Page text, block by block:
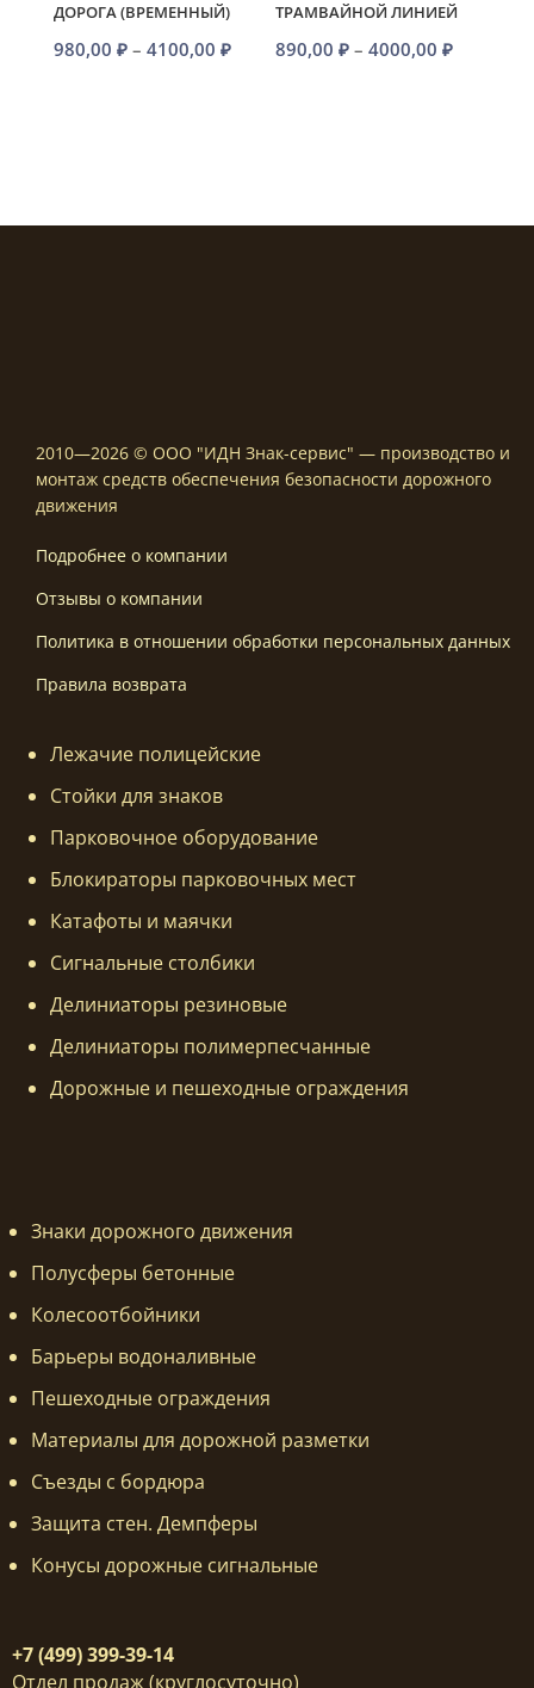
ДОРОГА (ВРЕМЕННЫЙ)
980,00 ₽ – 4100,00 ₽Диапазон
ТРАМВАЙНОЙ ЛИНИЕЙ
890,00₽ – 4000,00₽
2010—2026 © ООО "ИДН Знак-сервис" — производство и
монтаж средств обеспечения безопасности дорожного
движения
Подробнее о компании
Отзывы о компании
Политика в отношении обработки персональных данных
Правила возврата
Лежачие полицейские
Стойки для знаков
Парковочное оборудование
Блокираторы парковочных мест
Катафоты и маячки
Сигнальные столбики
Делиниаторы резиновые
Делиниаторы полимерпесчанные
Дорожные и пешеходные ограждения
Знаки дорожного движения
Полусферы бетонные
Колесоотбойники
Барьеры водоналивные
Пешеходные ограждения
Материалы для дорожной разметки
Съезды с бордюра
Защита стен. Демпферы
Конусы дорожные сигнальные
+7 (499) 399-39-14
Отдел продаж (круглосуточно)